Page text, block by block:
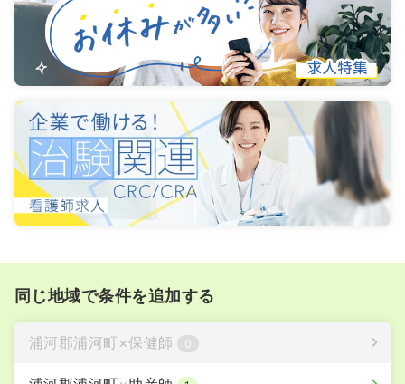
同じ地域で条件を追加する
浦河郡浦河町 ×保健師 0